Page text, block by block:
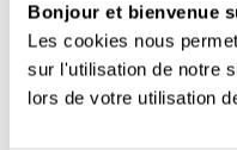
Bonjour et bienvenue
Les cookies nous
sur l'utilisation de notre
lors de votre utilisation